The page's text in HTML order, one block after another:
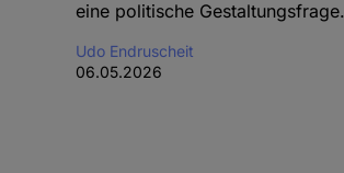
eine politische Gestaltungsfrage.
Udo Endruscheit
06.05.2026